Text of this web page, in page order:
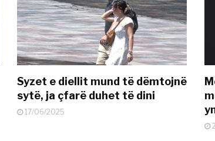
Syzet e diellit mund të dëmtojnë
sytë, ja çfarë duhet të dini
17/06/2025